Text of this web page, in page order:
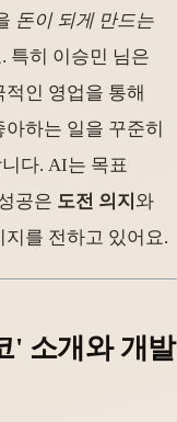
돈이 되게 만드는
특히 이승민 님은
인 영업을 통해
하는 일을 꾸준히
다. AI는 목표
공은 도전 의지 와
를 전하고 있어요.
' 소개와 개발